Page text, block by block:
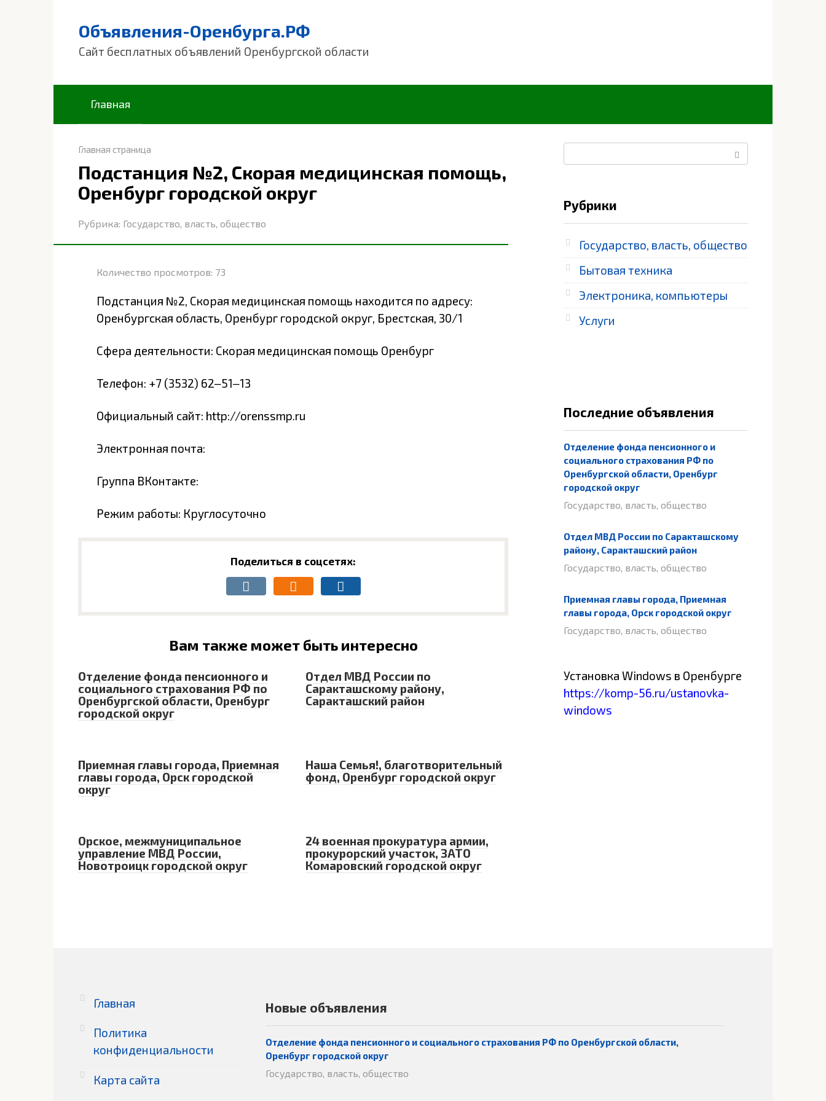
Объявления-Оренбурга.РФ
Сайт бесплатных объявлений Оренбургской области
Главная
Главная страница
Подстанция №2, Скорая медицинская помощь,
Оренбург городской округ
Рубрика: Государство, власть, общество
Количество просмотров: 73
Подстанция №2, Скорая медицинская помощь находится по адресу:
Оренбургская область, Оренбург городской округ, Брестская, 30/1
Сфера деятельности: Скорая медицинская помощь Оренбург
Телефон: +7 (3532) 62‒51‒13
Официальный сайт: http://orenssmp.ru
Электронная почта:
Группа ВКонтакте:
Режим работы: Круглосуточно
Поделиться в соцсетях:
Вам также может быть интересно
Отделение фонда пенсионного и
социального страхования РФ по
Оренбургской области, Оренбург
городской округ
Отдел МВД России по
Саракташскому району,
Саракташский район
Приемная главы города, Приемная
главы города, Орск городской
округ
Наша Семья!, благотворительный
фонд, Оренбург городской округ
Орское, межмуниципальное
управление МВД России,
Новотроицк городской округ
24 военная прокуратура армии,
прокурорский участок, ЗАТО
Комаровский городской округ
Рубрики
Государство, власть, общество
Бытовая техника
Электроника, компьютеры
Услуги
Последние объявления
Отделение фонда пенсионного и
социального страхования РФ по
Оренбургской области, Оренбург
городской округ
Государство, власть, общество
Отдел МВД России по Саракташскому
району, Саракташский район
Государство, власть, общество
Приемная главы города, Приемная
главы города, Орск городской округ
Государство, власть, общество
Установка Windows в Оренбурге
https://komp-56.ru/ustanovka-
windows
Главная
Политика
конфиденциальности
Карта сайта
Новые объявления
Отделение фонда пенсионного и социального страхования РФ по Оренбургской области,
Оренбург городской округ
Государство, власть, общество